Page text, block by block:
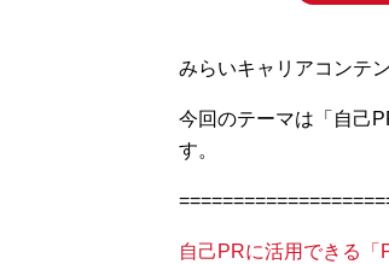
みらいキャリアコンテ
今回のテーマは「自己
す。
自己PRに活用できる